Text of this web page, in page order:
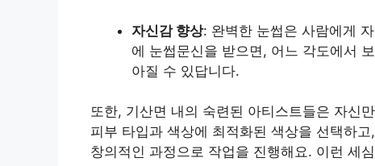
자신감 향상: 완벽한 눈썹은 사람에게
에 눈썹문신을 받으면, 어느 각도에서
아질 수 있답니다.
또한, 기산면 내의 숙련된 아티스트들은 자신
피부 타입과 색상에 최적화된 색상을 선택하
창의적인 과정으로 작업을 진행해요. 이런 세